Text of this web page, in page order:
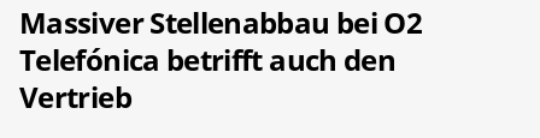
Massiver Stellenabbau bei O2
Telefónica betrifft auch den
Vertrieb